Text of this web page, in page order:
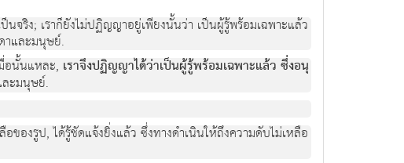
ริง; เราก็ยังไมปฏิญญาอยูเพียงนั้นวา เปนผูรูพรอมเฉพาะแลว
และมนุษย.
อนั้นแหละ, เราจึงปฏิญญาไดวาเปนผูรูพรอมเฉพาะแลว ซึ่งอนุ
ะมนุษย.
อของรูป, ไดรูชัดแจงยิ่งแลว ซึ่งทางดําเนินใหถึงความดับไมเหลือ